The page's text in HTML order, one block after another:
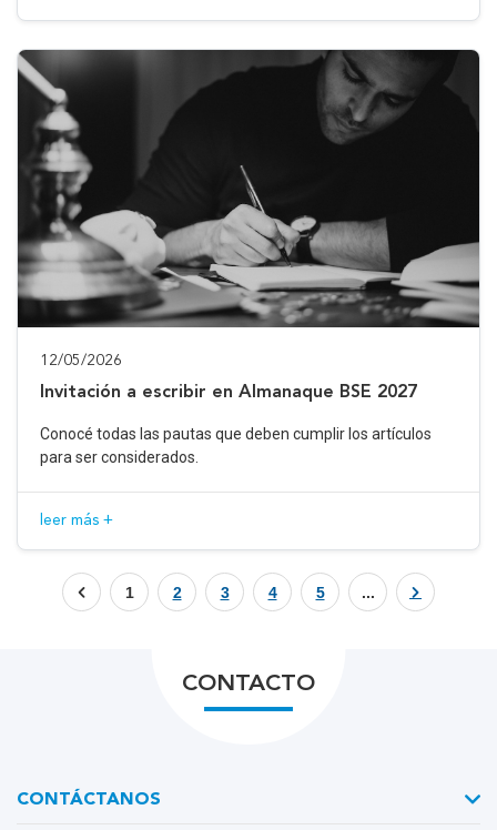
12/05/2026
Invitación a escribir en Almanaque BSE 2027
Conocé todas las pautas que deben cumplir los artículos
para ser considerados.
leer más +
1 2 3 4 5 ...
CONTACTO
CONTÁCTANOS